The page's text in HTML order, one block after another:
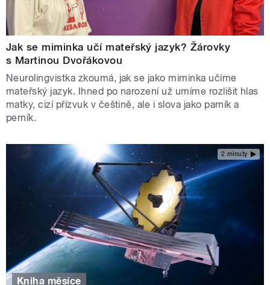
Jak se miminka učí mateřský jazyk? Žárovky
s Martinou Dvořákovou
Neurolingvistka zkoumá, jak se jako miminka učíme
mateřský jazyk. Ihned po narození už umíme rozlišit hlas
matky, cizí přízvuk v češtině, ale i slova jako parník a
perník.
2 minuty
Kniha měsíce